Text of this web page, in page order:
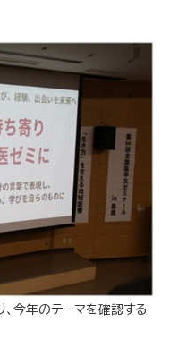
今年のテーマを確認する